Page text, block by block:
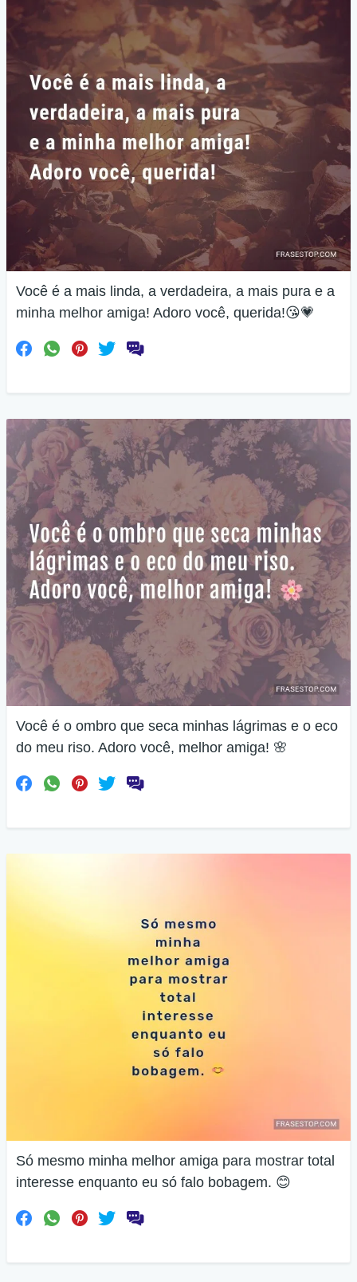
Você é a mais linda, a verdadeira, a mais pura e a
minha melhor amiga! Adoro você, querida!😘💗
Você é o ombro que seca minhas lágrimas e o eco
do meu riso. Adoro você, melhor amiga! 🌸
Só mesmo minha melhor amiga para mostrar total
interesse enquanto eu só falo bobagem. 😊